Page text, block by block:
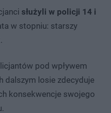
służyli w policji 14 i
w stopniu: starszy
pod wpływem
dalszym losie zdecyduje
konsekwencje swojego